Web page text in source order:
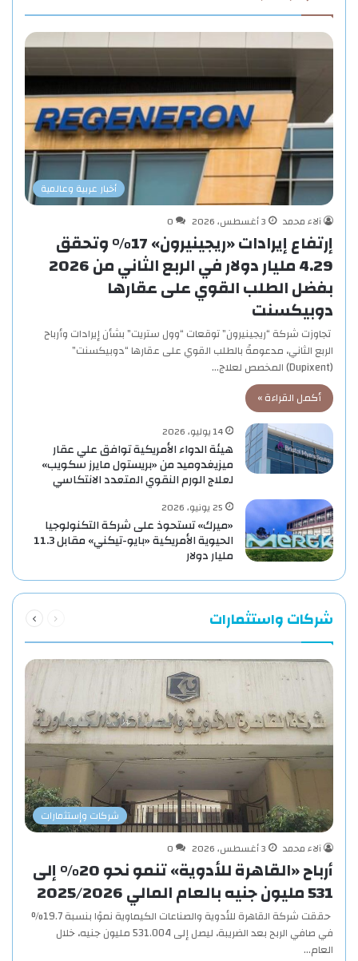
أخبار عربية وعالمية
آلاء محمد
3 أغسطس، 2026 0
إرتفاع إيرادات «ريجينيرون» 17% وتحقق
4.29 مليار دولار في الربع الثاني من 2026
بفضل الطلب القوي على عقارها
دوبيكسنت
تجاوزت شركة “ريجينيرون” توقعات “وول ستريت” بشأن إيرادات وأرباح
الربع الثاني، مدعومةً بالطلب القوي على عقارها “دوبيكسنت”
(Dupixent) المخصص لعلاج…
أكمل القراءة »
14 يوليو، 2026
هيئة الدواء الأمريكية توافق علي عقار
ميزيغدوميد من «بريستول مايرز سكويب»
لعلاج الورم النقوي المتعدد الانتكاسي
25 يونيو، 2026
«ميرك» تستحوذ على شركة التكنولوجيا
الحيوية الأمريكية «بايو-تيكني» مقابل 11.3
مليار دولار
شركات واستثمارات الصفحةالصفحة
شركات وإستثمارات
آلاء محمد
3 أغسطس، 2026 0
أرباح «القاهرة للأدوية» تنمو نحو 20% إلى
531 مليون جنيه بالعام المالي 2025/2026
حققت شركة القاهرة للأدوية والصناعات الكيماوية نموًا بنسبة 19.7%
في صافي الربح بعد الضريبة، ليصل إلى 531.004 مليون جنيه، خلال
العام…